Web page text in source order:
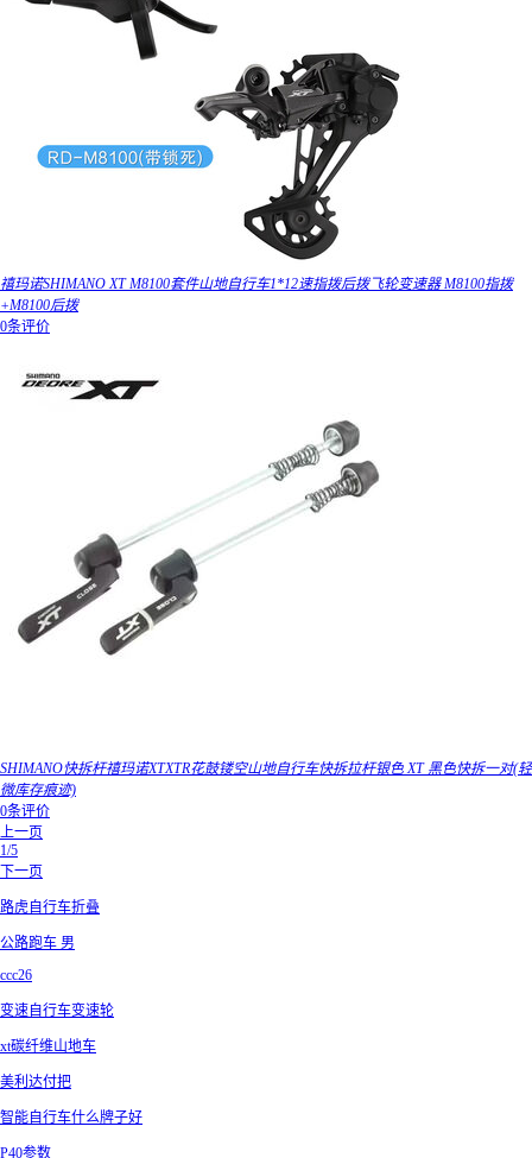
禧玛诺SHIMANO XT M8100套件山地自行车1*12速指拨后拨飞轮变速器 M8100指拨
+M8100后拨
0条评价
SHIMANO快拆杆禧玛诺XTXTR花鼓镂空山地自行车快拆拉杆银色 XT 黑色快拆一对(轻
微库存痕迹)
0条评价
上一页
1/5
下一页
路虎自行车折叠
公路跑车 男
ccc26
变速自行车变速轮
xt碳纤维山地车
美利达付把
智能自行车什么牌子好
P40参数